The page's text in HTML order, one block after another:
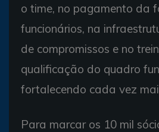
o time, no pagamento da
funcionários, na
de compromissos e no
qualificação do quadro
fortalecendo cada vez
Para marcar os 10 mil